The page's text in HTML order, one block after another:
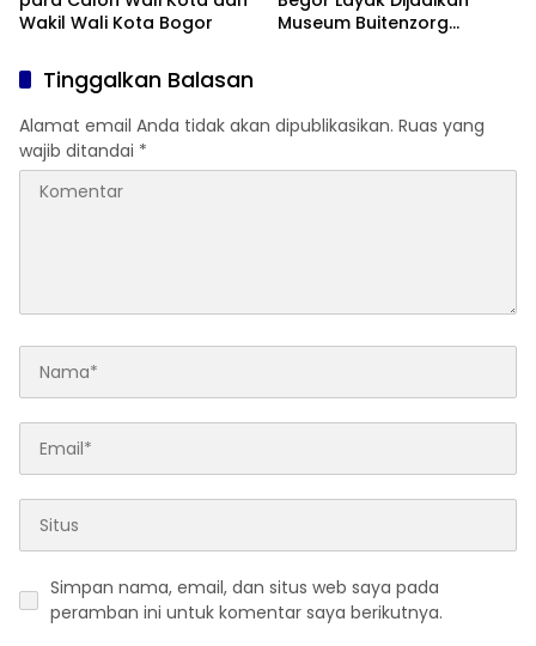
Wakil Wali Kota Bogor
Museum Buitenzorg
Tinggalkan Balasan
Alamat email Anda tidak akan dipublikasikan. Ruas yang
wajib ditandai *
Simpan nama, email, dan situs web saya pada
peramban ini untuk komentar saya berikutnya.